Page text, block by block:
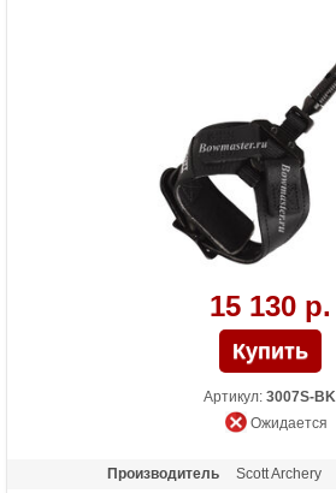
15 130 р.
Артикул: 3007S-BK
Ожидается
Производитель
Scott Archery